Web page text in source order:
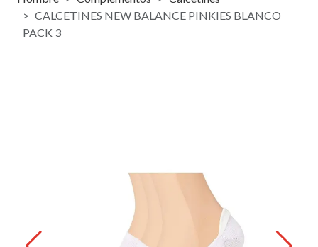
CALCETINES NEW BALANCE PINKIES BLANCO
PACK 3